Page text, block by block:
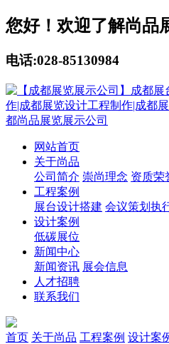
您好！欢迎了解尚品
电话:028-85130984
网站首页
关于尚品
公司简介 崇尚理念 资质荣
工程案例
展台设计搭建 会议策划执
设计案例
低碳展位
新闻中心
新闻资讯 展会信息
人才招聘
联系我们
首页 关于尚品 工程案例 设计案